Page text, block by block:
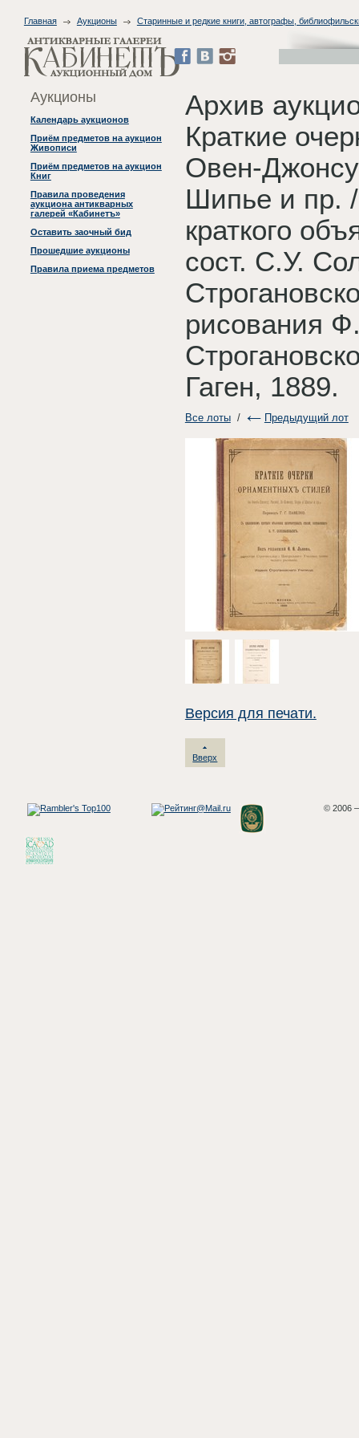
Главная Аукционы Старинные и редкие книги, автографы,
Аукционы
Календарь аукционов
Приём предметов на аукцион
Живописи
Приём предметов на аукцион
Книг
Правила проведения
аукциона антикварных
галерей «Кабинетъ»
Оставить заочный бид
Прошедшие аукционы
Правила приема предметов
Архив
Краткие
Овен-
Шипье и пр.
краткого
сост. С.У.
рисования
Гаген, 1889.
Все лоты/ Предыдущий лот
Версия для печати.
Вверх
© 2006